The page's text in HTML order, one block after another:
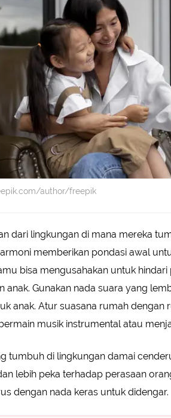
author/freepik
dari lingkungan di mana mereka
memberikan pondasi awal
bisa mengusahakan untuk
anak. Gunakan nada suara yang
anak. Atur suasana rumah dengan
musik instrumental atau
tumbuh di lingkungan damai
lebih peka terhadap perasaan
dengan nada keras untuk didengar.